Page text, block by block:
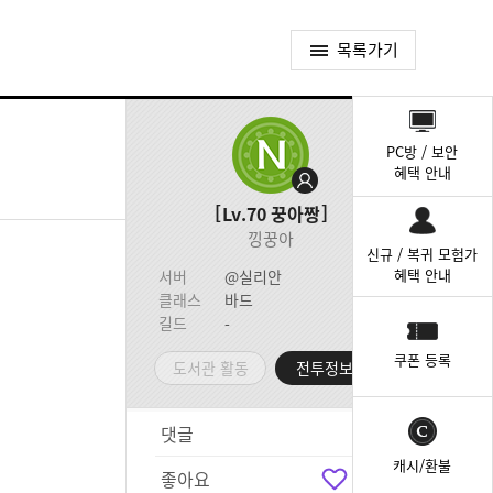
목록가기
Lv.70꿍아짱
낑꿍아
서버
@실리안
클래스
바드
길드
-
도서관 활동 전투정보실
댓글
좋아요
PC방 / 보안
혜택 안내
신규 / 복귀 모험가
혜택 안내
쿠폰 등록
캐시/환불